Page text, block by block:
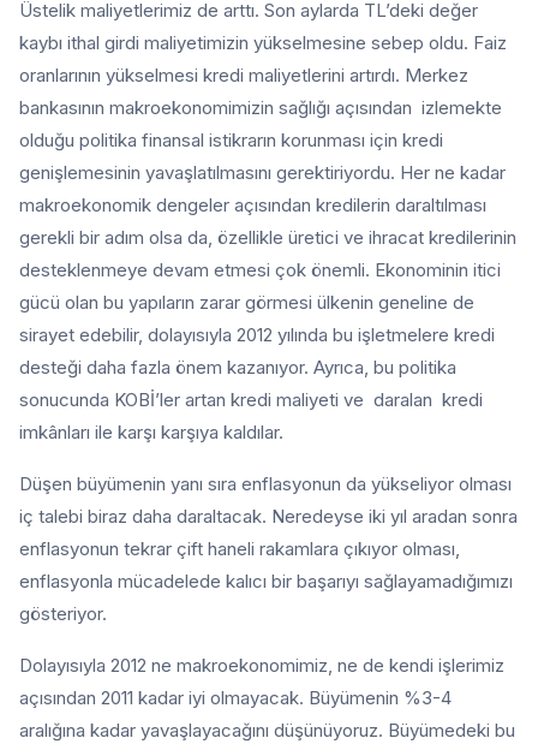
Üstelik maliyetlerimiz de arttı. Son aylarda TL’deki değer
kaybı ithal girdi maliyetimizin yükselmesine sebep oldu. Faiz
oranlarının yükselmesi kredi maliyetlerini artırdı. Merkez
bankasının makroekonomimizin sağlığı açısından izlemekte
olduğu politika finansal istikrarın korunması için kredi
genişlemesinin yavaşlatılmasını gerektiriyordu. Her ne kadar
makroekonomik dengeler açısından kredilerin daraltılması
gerekli bir adım olsa da, özellikle üretici ve ihracat kredilerinin
desteklenmeye devam etmesi çok önemli. Ekonominin itici
gücü olan bu yapıların zarar görmesi ülkenin geneline de
sirayet edebilir, dolayısıyla 2012 yılında bu işletmelere kredi
desteği daha fazla önem kazanıyor. Ayrıca, bu politika
sonucunda KOBİ’ler artan kredi maliyeti ve daralan kredi
imkânları ile karşı karşıya kaldılar.
Düşen büyümenin yanı sıra enflasyonun da yükseliyor olması
iç talebi biraz daha daraltacak. Neredeyse iki yıl aradan sonra
enflasyonun tekrar çift haneli rakamlara çıkıyor olması,
enflasyonla mücadelede kalıcı bir başarıyı sağlayamadığımızı
gösteriyor.
Dolayısıyla 2012 ne makroekonomimiz, ne de kendi işlerimiz
açısından 2011 kadar iyi olmayacak. Büyümenin %3-4
aralığına kadar yavaşlayacağını düşünüyoruz. Büyümedeki bu